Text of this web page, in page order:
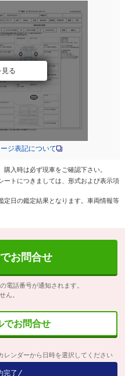
る
ジ表記について
入時は必ず現車をご確認下さい。
トにつきましては、形式および表示項
日の鑑定結果となります。車両情報等
お問合せ
電話番号が通知されます。
ん。
でお問合せ
レンダーから日時を選択してください
完了